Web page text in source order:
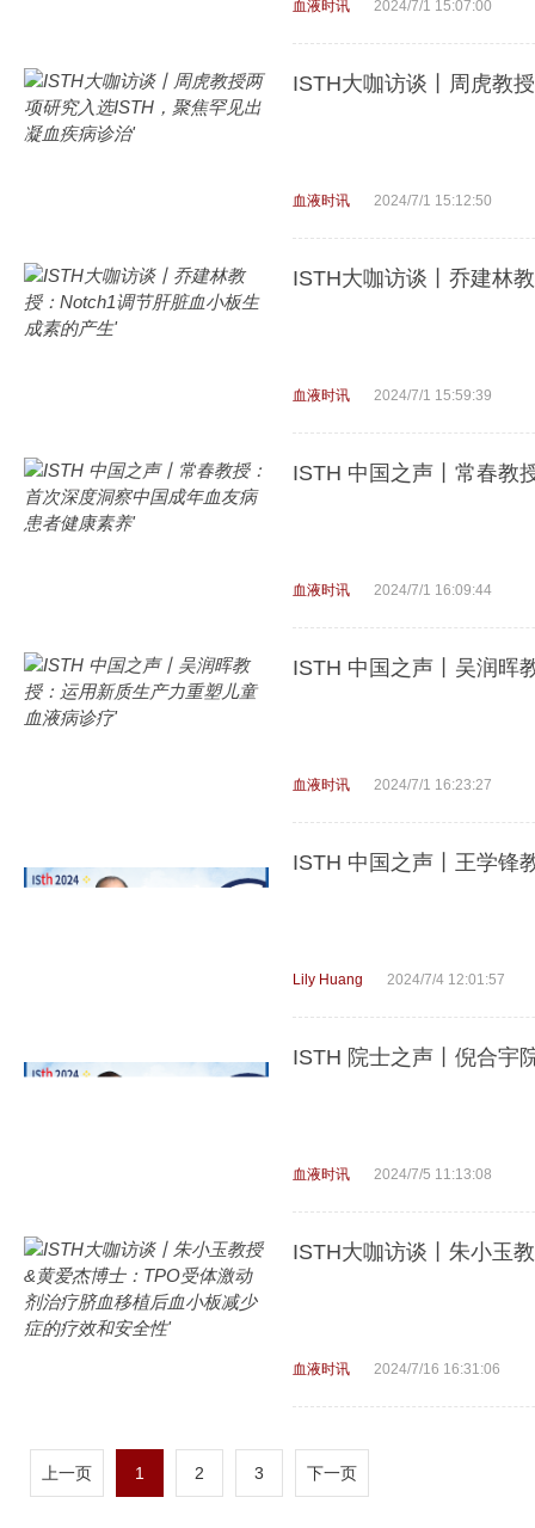
血液时讯 2024/7/1 15:07:00
ISTH大咖访谈丨周虎教
血液时讯 2024/7/1 15:12:50
ISTH大咖访谈丨乔建林
血液时讯 2024/7/1 15:59:39
ISTH 中国之声丨常春教
血液时讯 2024/7/1 16:09:44
ISTH 中国之声丨吴润晖
血液时讯 2024/7/1 16:23:27
​ISTH 中国之声丨王学锋
Lily Huang 2024/7/4 12:01:57
ISTH 院士之声丨倪合宇
血液时讯 2024/7/5 11:13:08
ISTH大咖访谈丨朱小玉
血液时讯 2024/7/16 16:31:06
上一页 1 2 3 下一页